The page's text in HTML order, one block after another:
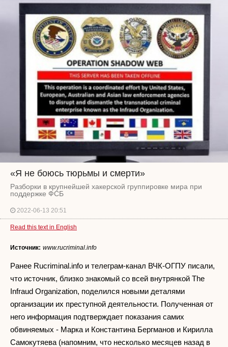
«Я не боюсь тюрьмы и смерти»
Разборки в крупнейшей хакерской группировке мира при
поддержке ФСБ
2022-06-13 20:51
Read this text in English
Источник: www.rucriminal.info
Ранее Rucriminal.info и телеграм-канал ВЧК-ОГПУ писали,
что источник, близко знакомый со всей внутрянкой The
Infraud Organization, поделился новыми деталями
организации их преступной деятельности. Полученная от
него информация подтверждает показания самих
обвиняемых - Марка и Константина Бергманов и Кирилла
Самокутяева (напомним, что несколько месяцев назад в